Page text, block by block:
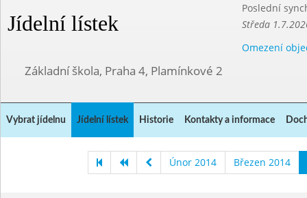
Jídelní lístek
Poslední
Středa
Omezení
Základní škola, Praha 4, Plamínkové 2
Vybrat jídelnu Jídelní lístek Historie Kontakty a informace
Únor 2014 Březen 2014